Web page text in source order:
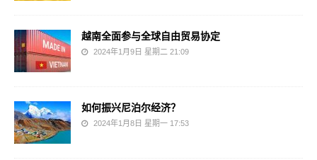
越南全面参与全球自由贸易协定
2024年1月9日 星期二 21:09
如何振兴尼泊尔经济？
2024年1月8日 星期一 17:53